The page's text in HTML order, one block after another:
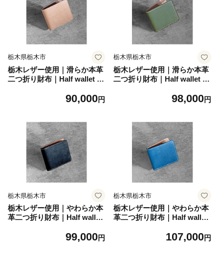
栃木県栃木市
栃木レザー使用｜滑らか本革
二つ折り財布｜Half wallet 01
90,000円
栃木県栃木市
栃木レザー使用｜滑らか本革
二つ折り財布｜Half wallet 01
98,000円
栃木県栃木市
栃木レザー使用｜やわらか本
革二つ折り財布｜Half wallet
99,000円
栃木県栃木市
栃木レザー使用｜やわらか本
革二つ折り財布｜Half wallet
107,000円